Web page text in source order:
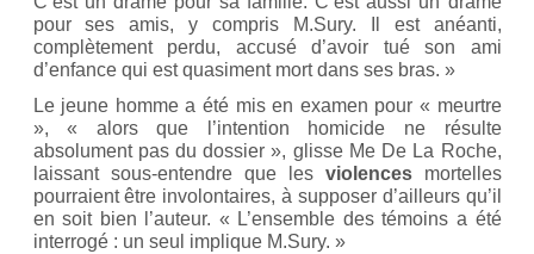
pour ses amis, y compris M.Sury. Il est anéanti,
complètement perdu, accusé d’avoir tué son ami
d’enfance qui est quasiment mort dans ses bras. »
Le jeune homme a été mis en examen pour « meurtre
», « alors que l’intention homicide ne résulte
absolument pas du dossier », glisse Me De La Roche,
laissant sous-entendre que les violencesmortelles
pourraient être involontaires, à supposer d’ailleurs qu’il
en soit bien l’auteur. « L’ensemble des témoins a été
interrogé : un seul implique M.Sury. »